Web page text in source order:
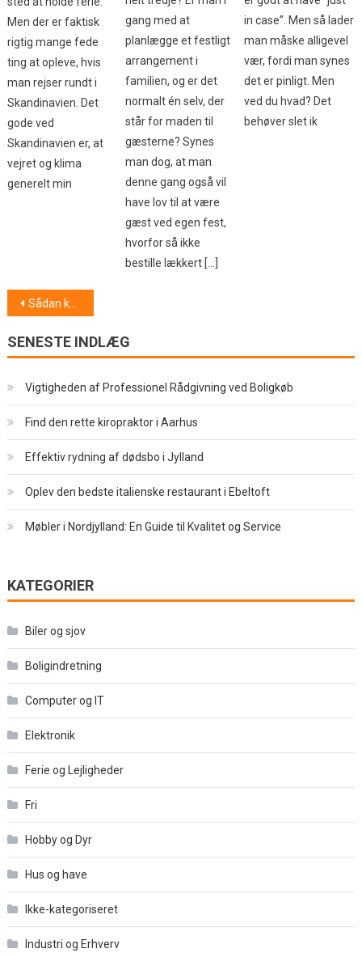
Men der er faktisk
rigtig mange fede
ting at opleve, hvis
man rejser rundt i
Skandinavien. Det
gode ved
Skandinavien er, at
vejret og klima
generelt min
gang med at
planlægge et festligt
arrangement i
familien, og er det
normalt én selv, der
står for maden til
gæsterne? Synes
man dog, at man
denne gang også vil
have lov til at være
gæst ved egen fest,
hvorfor så ikke
bestille lækkert […]
in case”. Men så lader
man måske alligevel
vær, fordi man synes
det er pinligt. Men
ved du hvad? Det
behøver slet ik
Indlægsnavigation
Sådan kan du også bruge reklametryk
SENESTE INDLÆG
Vigtigheden af Professionel Rådgivning ved Boligkøb
Find den rette kiropraktor i Aarhus
Effektiv rydning af dødsbo i Jylland
Oplev den bedste italienske restaurant i Ebeltoft
Møbler i Nordjylland: En Guide til Kvalitet og Service
KATEGORIER
Biler og sjov
Boligindretning
Computer og IT
Elektronik
Ferie og Lejligheder
Fri
Hobby og Dyr
Hus og have
Ikke-kategoriseret
Industri og Erhverv